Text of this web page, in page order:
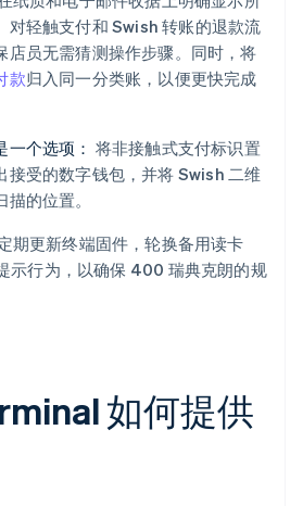
对轻触支付和 Swish 转账的退款流
店员无需猜测操作步骤。同时，将
款归入同一分类账，以便更快完成
个选项： 将非接触式支付标识置
接受的数字钱包，并将 Swish 二维
的位置。
期更新终端固件，轮换备用读卡
示行为，以确保 400 瑞典克朗的规
如何提供